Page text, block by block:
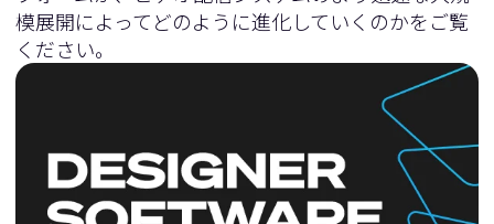
模展開によってどのように進化していくのかをご覧
ください。